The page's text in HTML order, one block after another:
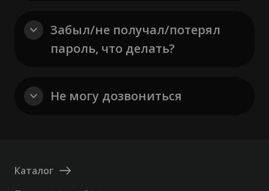
Забыл/не получал/потерял
пароль, что делать?
Не могу дозвониться
Каталог